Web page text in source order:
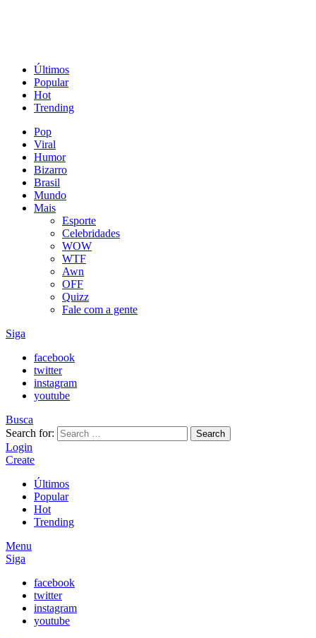
Últimos
Popular
Hot
Trending
Pop
Viral
Humor
Bizarro
Brasil
Mundo
Mais
Esporte
Celebridades
WOW
WTF
Awn
OFF
Quizz
Fale com a gente
Siga
facebook
twitter
instagram
youtube
Busca
Search for:
Search
Login
Create
Últimos
Popular
Hot
Trending
Menu
Siga
facebook
twitter
instagram
youtube